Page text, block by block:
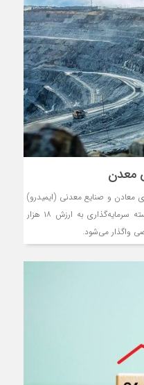
از تجهیزات کنترل از راه دور
معدن‌کاری را در معادن
و کنترل بخش‌های مختلف
با کاهش هزینه‌ها و ریسک‌ها
معدن
معادن و صنایع معدنی (ایمیدرو)
گفت: ۲۷۰ پروانه اکتشاف در قالب ۳۰ بسته سرمایه‌گذاری به ارزش ۱۸ هزار
واگذار می‌شود.